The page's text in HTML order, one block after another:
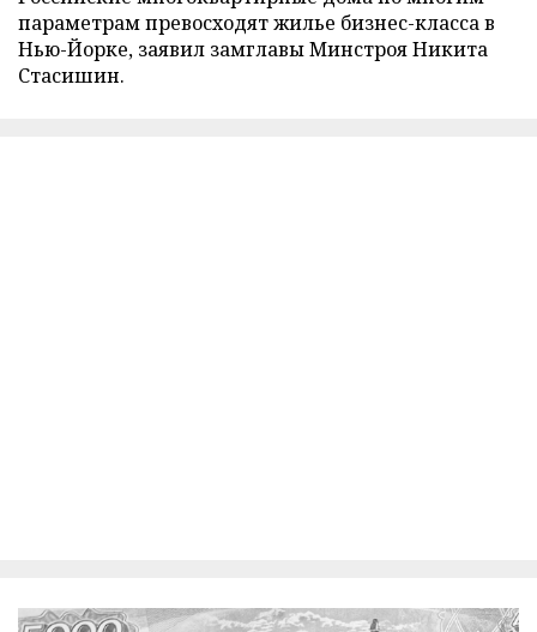
параметрам превосходят жилье бизнес-класса в
Нью-Йорке, заявил замглавы Минстроя Никита
Стасишин.